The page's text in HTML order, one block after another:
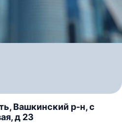
Вашкинский р-н, с
д 23